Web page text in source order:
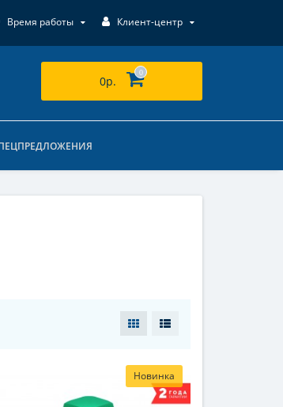
Время работы Клиент-центр
0р.
0
Новинка